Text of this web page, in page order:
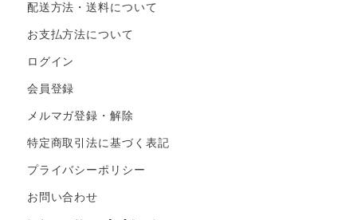
配送方法・送料について
お支払方法について
ログイン
会員登録
メルマガ登録・解除
特定商取引法に基づく表記
プライバシーポリシー
お問い合わせ